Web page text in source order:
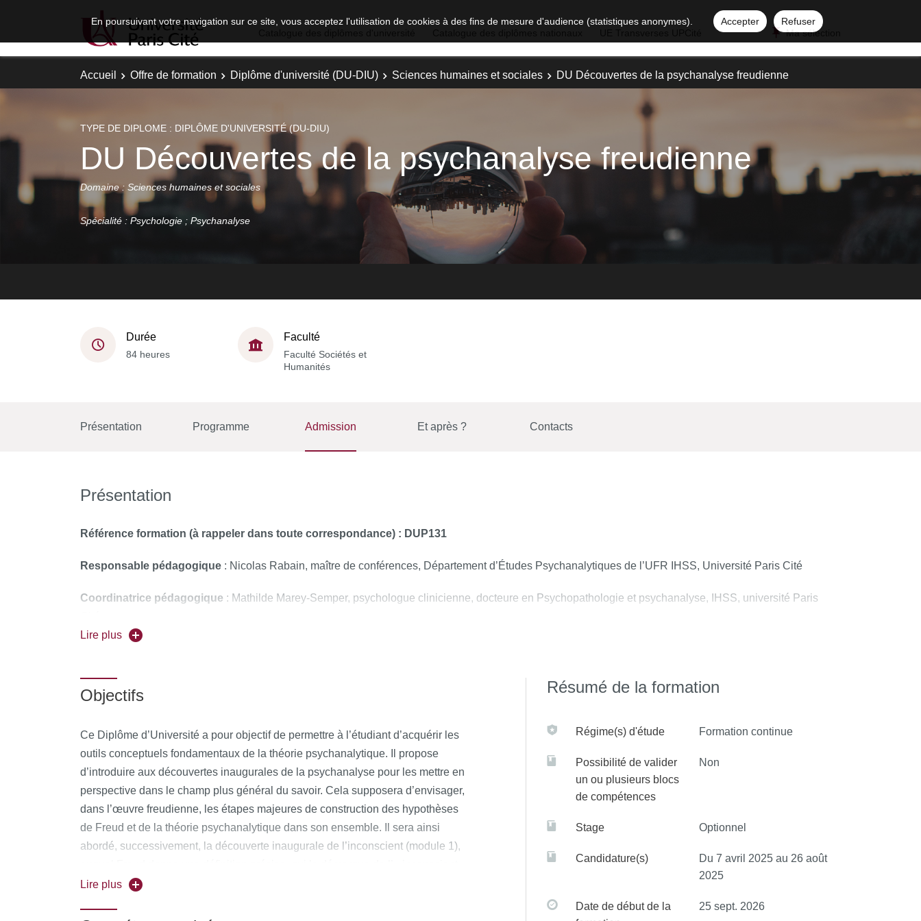
En poursuivant votre navigation sur ce site, vous acceptez l'utilisation de cookies à des fins de mesure d'audience (statistiques anonymes). Accepter
Refuser
Ma sélection
Accueil Offre de formation Diplôme d'université (DU-DIU) Sciences humaines et sociales DU Découvertes de la psychanalyse freudienne
TYPE DE DIPLOME : DIPLÔME D'UNIVERSITÉ (DU-DIU)
DU Découvertes de la psychanalyse freudienne
Domaine : Sciences humaines et sociales
Spécialité : Psychologie ; Psychanalyse
Durée
84 heures
Faculté
Faculté Sociétés et
Humanités
Présentation Programme Admission Et après ? Contacts
Présentation
Référence formation (à rappeler dans toute correspondance) : DUP131
Responsable pédagogique : Nicolas Rabain, maître de conférences, Département d’Études Psychanalytiques de l’UFR IHSS, Université Paris Cité
Coordinatrice pédagogique : Mathilde Marey-Semper, psychologue clinicienne, docteure en Psychopathologie et psychanalyse, IHSS, université Paris
Pour vous inscrire, déposez votre candidature sur C@anditOnLine (lien cliquable)
Lire plus
Objectifs
Ce Diplôme d’Université a pour objectif de permettre à l’étudiant d’acquérir les
outils conceptuels fondamentaux de la théorie psychanalytique. Il propose
d’introduire aux découvertes inaugurales de la psychanalyse pour les mettre en
perspective dans le champ plus général du savoir. Cela supposera d’envisager,
dans l’œuvre freudienne, les étapes majeures de construction des hypothèses
de Freud et de la théorie psychanalytique dans son ensemble. Il sera ainsi
abordé, successivement, la découverte inaugurale de l’inconscient (module 1),
au sens courant, au sens des philosophes, au sens des neurologues. Cette
Lire plus
Résumé de la formation
Régime(s) d'étude Formation continue
Possibilité de valider
un ou plusieurs blocs
de compétences
Non
Stage Optionnel
Candidature(s)
Du 7 avril 2025 au 26 août
2025
Date de début de la
25 sept. 2026